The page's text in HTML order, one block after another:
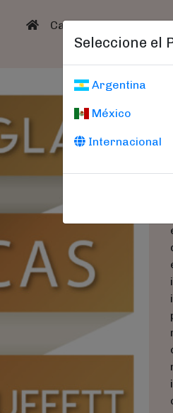
(current)
Catálogo
Seleccione el
Argentina
México
Internacional